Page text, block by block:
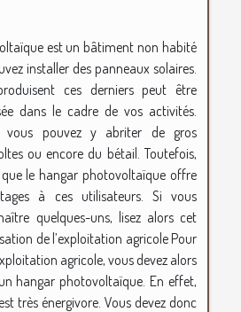
est un bâtiment non habité
installer des panneaux solaires.
ces derniers peut être
dans le cadre de vos activités.
vous pouvez y abriter de gros
ou encore du bétail. Toutefois,
le hangar photovoltaïque offre
à ces utilisateurs. Si vous
quelques-uns, lisez alors cet
de l’exploitation agricole Pour
agricole, vous devez alors
hangar photovoltaïque. En effet,
très énergivore. Vous devez donc